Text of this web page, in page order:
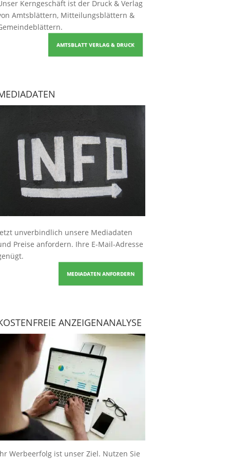
Kerngeschäft ist der Druck & Verlag
Amtsblättern, Mitteilungsblättern &
.
AMTSBLATT VERLAG & DRUCK
unverbindlich unsere Mediadaten
Preise anfordern. Ihre E-Mail-Adresse
MEDIADATEN ANFORDERN
ANZEIGENANALYSE
Werbeerfolg ist unser Ziel. Nutzen Sie